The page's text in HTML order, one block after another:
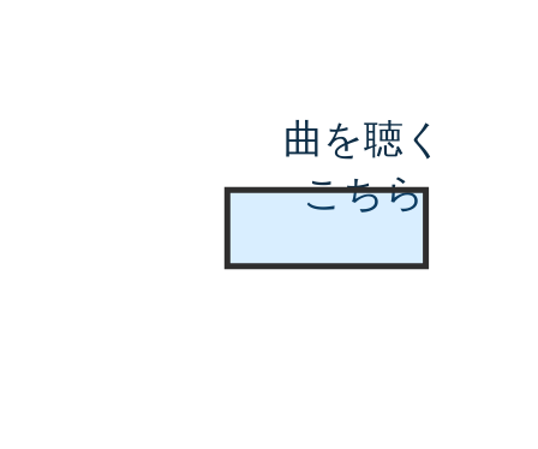
曲を聴く
こちら